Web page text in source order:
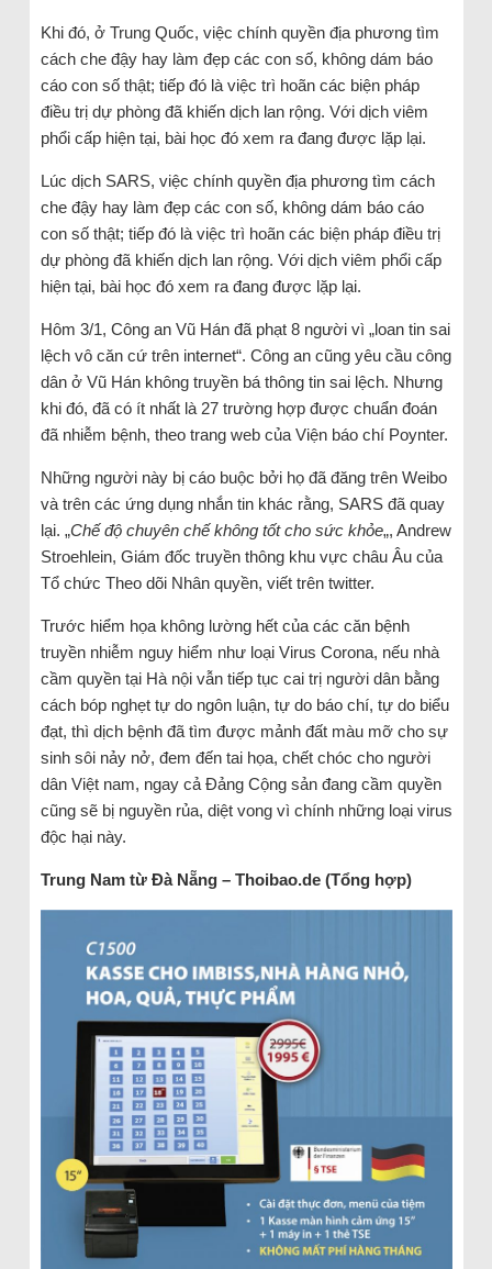
Khi đó, ở Trung Quốc, việc chính quyền địa phương tìm
cách che đậy hay làm đẹp các con số, không dám báo
cáo con số thật; tiếp đó là việc trì hoãn các biện pháp
điều trị dự phòng đã khiến dịch lan rộng. Với dịch viêm
phổi cấp hiện tại, bài học đó xem ra đang được lặp lại.
Lúc dịch SARS, việc chính quyền địa phương tìm cách
che đậy hay làm đẹp các con số, không dám báo cáo
con số thật; tiếp đó là việc trì hoãn các biện pháp điều trị
dự phòng đã khiến dịch lan rộng. Với dịch viêm phổi cấp
hiện tại, bài học đó xem ra đang được lặp lại.
Hôm 3/1, Công an Vũ Hán đã phạt 8 người vì „loan tin sai
lệch vô căn cứ trên internet“. Công an cũng yêu cầu công
dân ở Vũ Hán không truyền bá thông tin sai lệch. Nhưng
khi đó, đã có ít nhất là 27 trường hợp được chuẩn đoán
đã nhiễm bệnh, theo trang web của Viện báo chí Poynter.
Những người này bị cáo buộc bởi họ đã đăng trên Weibo
và trên các ứng dụng nhắn tin khác rằng, SARS đã quay
lại. „Chế độ chuyên chế không tốt cho sức khỏe„, Andrew
Stroehlein, Giám đốc truyền thông khu vực châu Âu của
Tổ chức Theo dõi Nhân quyền, viết trên twitter.
Trước hiểm họa không lường hết của các căn bệnh
truyền nhiễm nguy hiểm như loại Virus Corona, nếu nhà
cầm quyền tại Hà nội vẫn tiếp tục cai trị người dân bằng
cách bóp nghẹt tự do ngôn luận, tự do báo chí, tự do biểu
đạt, thì dịch bệnh đã tìm được mảnh đất màu mỡ cho sự
sinh sôi nảy nở, đem đến tai họa, chết chóc cho người
dân Việt nam, ngay cả Đảng Cộng sản đang cầm quyền
cũng sẽ bị nguyền rủa, diệt vong vì chính những loại virus
độc hại này.
Trung Nam từ Đà Nẵng – Thoibao.de (Tổng hợp)